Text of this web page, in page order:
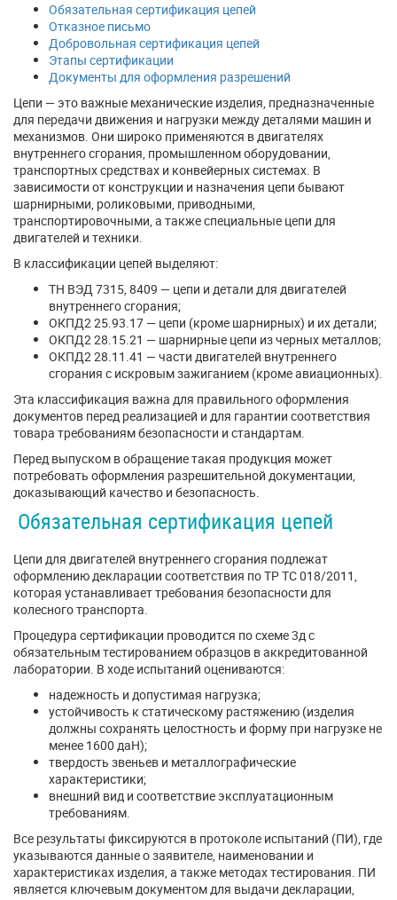
Обязательная сертификация цепей
Отказное письмо
Добровольная сертификация цепей
Этапы сертификации
Документы для оформления разрешений
Цепи — это важные механические изделия, предназначенные
для передачи движения и нагрузки между деталями машин и
механизмов. Они широко применяются в двигателях
внутреннего сгорания, промышленном оборудовании,
транспортных средствах и конвейерных системах. В
зависимости от конструкции и назначения цепи бывают
шарнирными, роликовыми, приводными,
транспортировочными, а также специальные цепи для
двигателей и техники.
В классификации цепей выделяют:
ТН ВЭД 7315, 8409 — цепи и детали для двигателей
внутреннего сгорания;
ОКПД2 25.93.17 — цепи (кроме шарнирных) и их детали;
ОКПД2 28.15.21 — шарнирные цепи из черных металлов;
ОКПД2 28.11.41 — части двигателей внутреннего
сгорания с искровым зажиганием (кроме авиационных).
Эта классификация важна для правильного оформления
документов перед реализацией и для гарантии соответствия
товара требованиям безопасности и стандартам.
Перед выпуском в обращение такая продукция может
потребовать оформления разрешительной документации,
доказывающий качество и безопасность.
Обязательная сертификация цепей
Цепи для двигателей внутреннего сгорания подлежат
оформлению декларации соответствия по ТР ТС 018/2011,
которая устанавливает требования безопасности для
колесного транспорта.
Процедура сертификации проводится по схеме 3д с
обязательным тестированием образцов в аккредитованной
лаборатории. В ходе испытаний оцениваются:
надежность и допустимая нагрузка;
устойчивость к статическому растяжению (изделия
должны сохранять целостность и форму при нагрузке не
менее 1600 даН);
твердость звеньев и металлографические
характеристики;
внешний вид и соответствие эксплуатационным
требованиям.
Все результаты фиксируются в протоколе испытаний (ПИ), где
указываются данные о заявителе, наименовании и
характеристиках изделия, а также методах тестирования. ПИ
является ключевым документом для выдачи декларации,